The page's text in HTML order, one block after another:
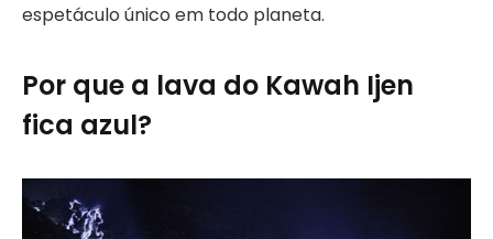
espetáculo único em todo planeta.
Por que a lava do Kawah Ijen
fica azul?